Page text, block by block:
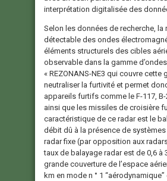
interprétation digitalisée des
Selon les données de recherche, la
détectable des ondes
éléments structurels des cibles
observable dans la gamme
« REZONANS-NE3 qui couvre cette
neutraliser la furtivité et permet
appareils furtifs comme le F-117, B-
ainsi que les missiles de croisière
caractéristique de ce radar est le
débit dû à la présence de systèmes
radar fixe (par opposition aux
taux de balayage radar est de 0,6 à
grande couverture de l’espace
km en mode n ° 1 “aérodynamique”